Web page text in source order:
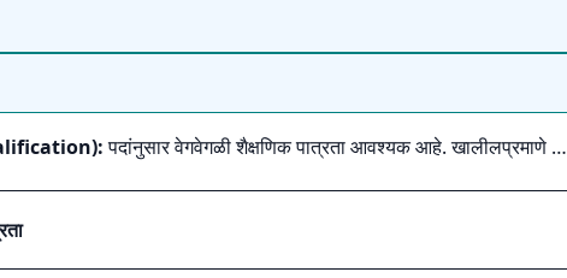
पदांनुसार वेगवेगळी शैक्षणिक पात्रता आवश्यक आहे. खालीलप्रमाणे …